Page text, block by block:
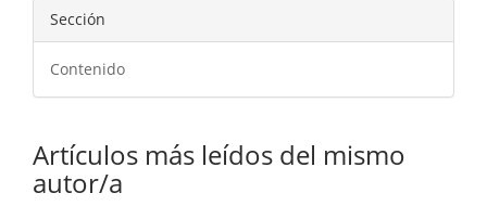
Sección
Contenido
Artículos más leídos del mismo
autor/a